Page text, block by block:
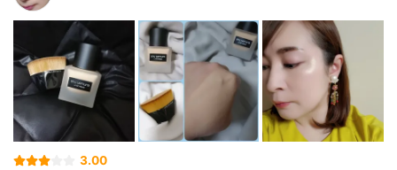
3.00